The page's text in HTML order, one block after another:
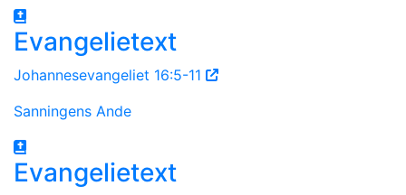
Evangelietext
Johannesevangeliet 16:5-11
Sanningens Ande
Evangelietext